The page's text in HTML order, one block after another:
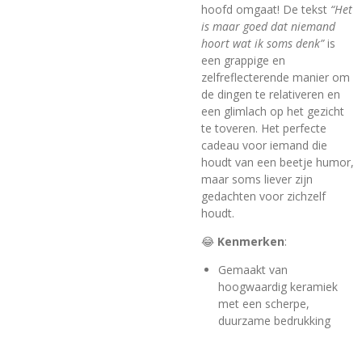
hoofd omgaat! De tekst “Het
is maar goed dat niemand
hoort wat ik soms denk”is
een grappige en
zelfreflecterende manier om
de dingen te relativeren en
een glimlach op het gezicht
te toveren. Het perfecte
cadeau voor iemand die
houdt van een beetje humor,
maar soms liever zijn
gedachten voor zichzelf
houdt.
😂 Kenmerken:
Gemaakt van
hoogwaardig keramiek
met een scherpe,
duurzame bedrukking